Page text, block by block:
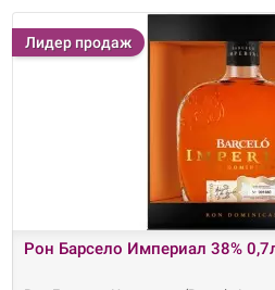
Лидер продаж
Рон Барсело Империал 38%